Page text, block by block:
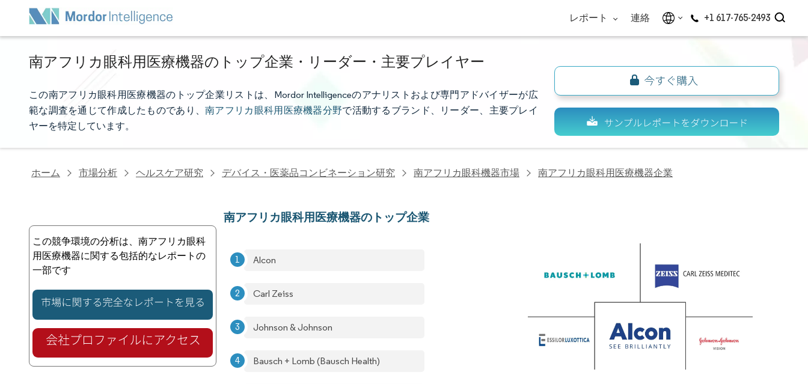
レポート 連絡 +1 617-765-2493
南アフリカ眼科用医療機器のトップ企業・リーダー・主要プレイヤー
この南アフリカ眼科用医療機器のトップ企業リストは、Mordor Intelligenceのアナリストおよび専門アドバイザーが広
範な調査を通じて作成したものであり、南アフリカ眼科用医療機器分野で活動するブランド、リーダー、主要プレイ
ヤーを特定しています。
ホーム 市場分析 ヘルスケア研究 デバイス・医薬品コンビネーション研究 南アフリカ眼科機器市場 南アフリカ眼科用医療機器企業
この競争環境の分析は、南アフリカ眼科
用医療機器に関する包括的なレポートの
一部です
南アフリカ眼科用医療機器のトップ企業
Alcon
Carl Zeiss
Johnson & Johnson
Bausch + Lomb (Bausch Health)